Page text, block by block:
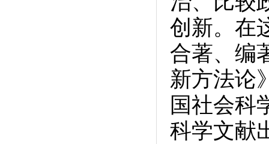
创新。在
合著、编
新方法论
国社会科
科学文献